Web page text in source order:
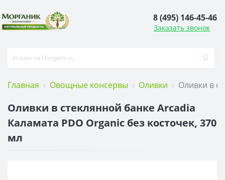
8 (495) 146-45-46
Заказать звонок
Главная Овощные консервы Оливки Оливки в
Оливки в стеклянной банке Arcadia
Каламата PDO Organic без косточек, 370
мл